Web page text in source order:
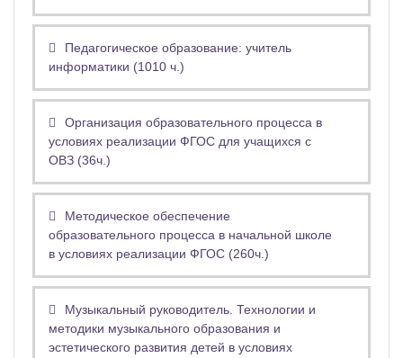
Педагогическое образование: учитель
информатики (1010 ч.)
Организация образовательного процесса в
условиях реализации ФГОС для учащихся с
ОВЗ (36ч.)
Методическое обеспечение
образовательного процесса в начальной школе
в условиях реализации ФГОС (260ч.)
Музыкальный руководитель. Технологии и
методики музыкального образования и
эстетического развития детей в условиях